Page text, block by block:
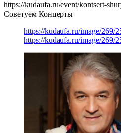
https://kudaufa.ru/event/kontsert-
Советуем Концерты
https://kudaufa.ru/image/269/
https://kudaufa.ru/image/269/